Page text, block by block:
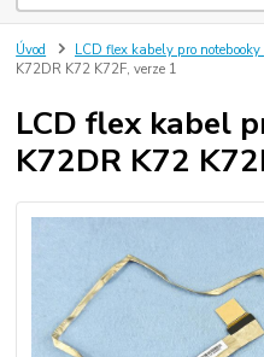
Úvod LCD flex kabely pro notebooky
K72DR K72 K72F, verze 1
LCD flex kabel
K72DR K72